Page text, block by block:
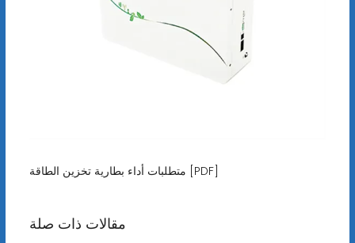
متطلبات أداء بطارية تخزين الطاقة [PDF]
مقالات ذات صلة